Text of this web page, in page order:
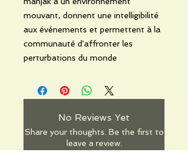
mouvant, donnent une intelligibilité
aux événements et permettent à la
communauté d'affronter les
perturbations du monde
No Reviews Yet
Share your thoughts. Be the first to
leave a review.